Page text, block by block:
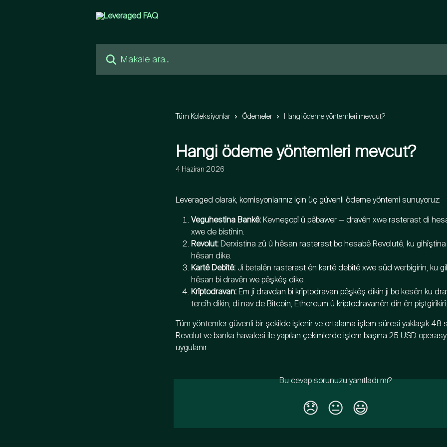
Tüm Koleksiyonlar Ödemeler Hangi ödeme yöntemleri mevcut?
Hangi ödeme yöntemleri mevcut?
4 Haziran 2026
Leveraged olarak, komisyonlarınız için üç güvenli ödeme yöntemi sunuyoruz:
Veguhestina Bankê: Kevneşopî û pêbawer — dravên xwe rasterast di
xwe de bistînin.
Revolut: Derxistina zû û hêsan rasterast bo hesabê Revolutê, ku
hêsan dike.
Kartê Debîtê: Ji betalên rasterast ên kartê debîtê xwe sûd werbigirin, ku
hêsan bi dravên we pêşkêş dike.
Krîptodravan: Em jî dravdan bi krîptodravan pêşkêş dikin ji bo kesên ku
tercîh dikin, di nav de Bitcoin, Ethereum û krîptodravanên din ên piştgirîkirî.
Tüm yöntemler güvenli bir şekilde işlenir ve ortalama işlem süresi yaklaşık 48
Revolut ve banka havalesi ile yapılan çekimlerde işlem başına 25 USD
uygulanır.
Bu cevap sorunuzu yanıtladı mı?
😞 😐 😃